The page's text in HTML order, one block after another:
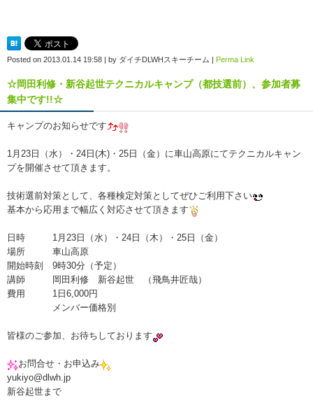
Posted on 2013.01.14 19:58 | by ダイチDLWHスキーチーム | Perma Link
☆岡田利修・新谷起世テクニカルキャンプ（都技選前）、参加者募
集中です!!☆
キャンプのお知らせです
1月23日（水）・24日(木)・25日（金）に車山高原にてテクニカルキャン
プを開催させて頂きます。
技術選前対策として、各種検定対策としてぜひご利用下さい
基本から応用まで幅広く対応させて頂きます
日時 1月23日（水）・24日（木）・25日（金）
場所 車山高原
開始時刻 9時30分（予定）
講師 岡田利修 新谷起世 （飛鳥井匠哉）
費用 1日6,000円
メンバー価格別
皆様のご参加、お待ちしております
お問合せ・お申込み
yukiyo@dlwh.jp
新谷起世まで